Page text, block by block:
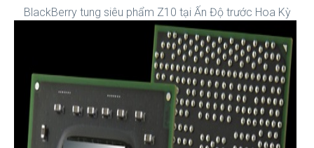
BlackBerry tung siêu phẩm Z10 tại Ấn Độ trước Hoa Kỳ